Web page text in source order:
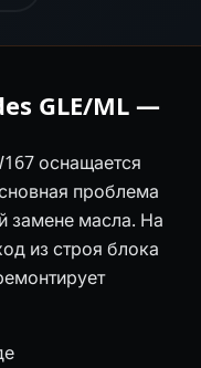
GLE/ML —
оснащается
проблема
замене масла. На
из строя блока